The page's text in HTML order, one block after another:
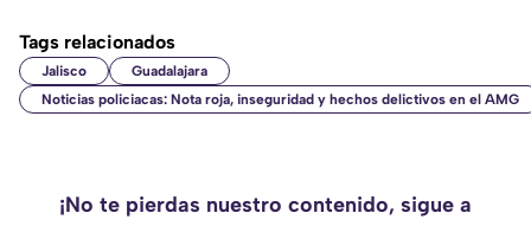
Tags relacionados
Jalisco
Guadalajara
Noticias policiacas: Nota roja, inseguridad y hechos delictivos en el AMG
¡No te pierdas nuestro contenido, sigue a